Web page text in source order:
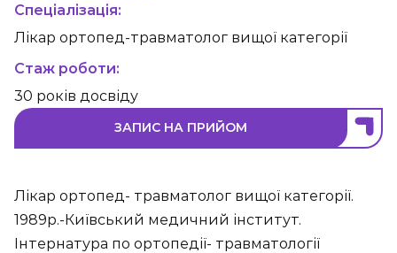
Спеціалізація:
Лікар ортопед-травматолог вищої категорії
Стаж роботи:
30 років досвіду
ЗАПИС НА ПРИЙОМ
Лікар ортопед- травматолог вищої категорії.
1989р.-Київський медичний інститут.
Інтернатура по ортопедії- травматології